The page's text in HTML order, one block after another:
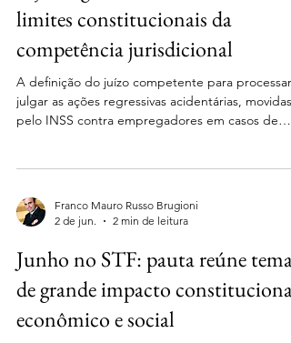
limites constitucionais da
competência jurisdicional
A definição do juízo competente para processar
julgar as ações regressivas acidentárias, movidas
pelo INSS contra empregadores em casos de
questão meramente processual revela, na
verdade, um dilema estrutural sobre o desenho
o objetivo do INSS — a recomposição dos cofres
previdenciários e
Franco Mauro Russo Brugioni
2 de jun.
2 min de leitura
Junho no STF: pauta reúne temas
de grande impacto constitucional,
econômico e social